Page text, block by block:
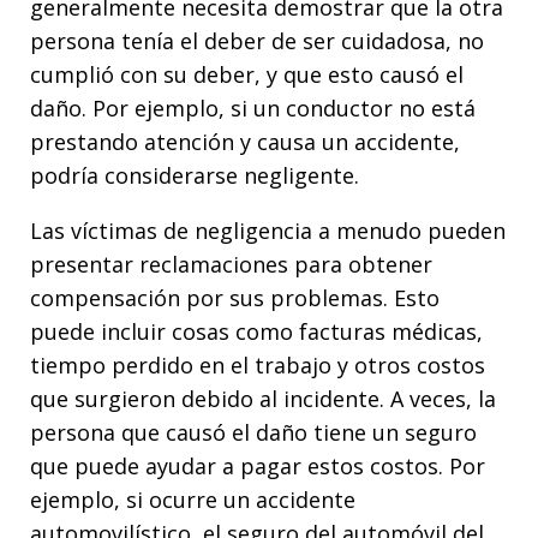
generalmente necesita demostrar que la otra
persona tenía el deber de ser cuidadosa, no
cumplió con su deber, y que esto causó el
daño. Por ejemplo, si un conductor no está
prestando atención y causa un accidente,
podría considerarse negligente.
Las víctimas de negligencia a menudo pueden
presentar reclamaciones para obtener
compensación por sus problemas. Esto
puede incluir cosas como facturas médicas,
tiempo perdido en el trabajo y otros costos
que surgieron debido al incidente. A veces, la
persona que causó el daño tiene un seguro
que puede ayudar a pagar estos costos. Por
ejemplo, si ocurre un accidente